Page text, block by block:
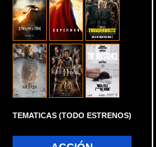
TEMATICAS (TODO ESTRENOS)